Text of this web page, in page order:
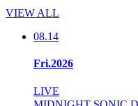
VIEW ALL
08.14
Fri.2026
LIVE